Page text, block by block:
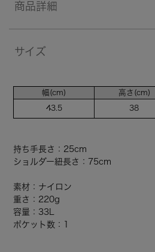
商品詳細
サイズ
幅(cm)
43.5
高さ(cm)
38
持ち手長さ：25cm
ショルダー紐長さ：75cm
素材：ナイロン
重さ：220g
容量：33L
ポケット数：1